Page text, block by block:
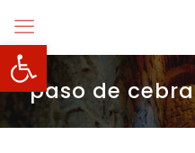
Abrir barra de herramientas
paso de cebra